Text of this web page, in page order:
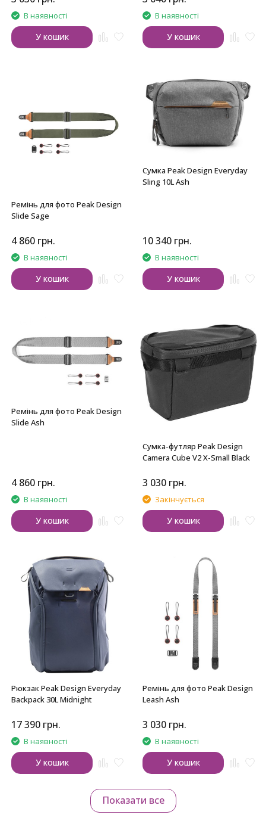
В наявності
У кошик
В наявності
У кошик
Ремінь для фото Peak Design
Slide Sage
4 860 грн.
В наявності
У кошик
Сумка Peak Design Everyday
Sling 10L Ash
10 340 грн.
В наявності
У кошик
Ремінь для фото Peak Design
Slide Ash
4 860 грн.
В наявності
У кошик
Сумка-футляр Peak Design
Camera Cube V2 X-Small Black
3 030 грн.
Закінчується
У кошик
Рюкзак Peak Design Everyday
Backpack 30L Midnight
17 390 грн.
В наявності
У кошик
Ремінь для фото Peak Design
Leash Ash
3 030 грн.
В наявності
У кошик
Показати все